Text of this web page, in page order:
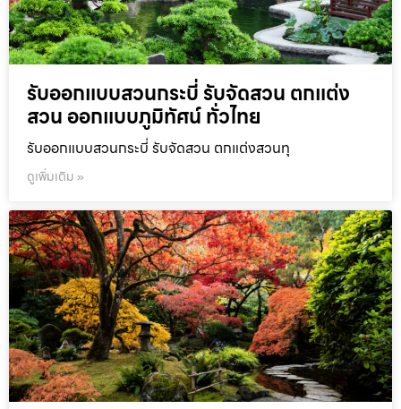
รับออกแบบสวนกระบี่ รับจัดสวน ตกแต่ง
สวน ออกแบบภูมิทัศน์ ทั่วไทย
รับออกแบบสวนกระบี่ รับจัดสวน ตกแต่งสวนทุ
ดูเพิ่มเติม »